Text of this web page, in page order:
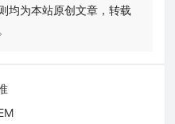
均为本站原创文章，转载